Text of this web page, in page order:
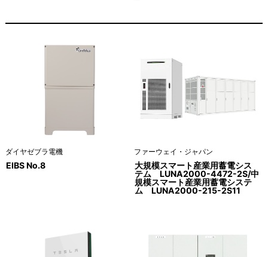
ダイヤゼブラ電機
EIBS No.8
ファーウェイ・ジャパン
大規模スマート産業用蓄電シス
テム LUNA2000-4472-2S/中
規模スマート産業用蓄電システ
ム LUNA2000-215-2S11